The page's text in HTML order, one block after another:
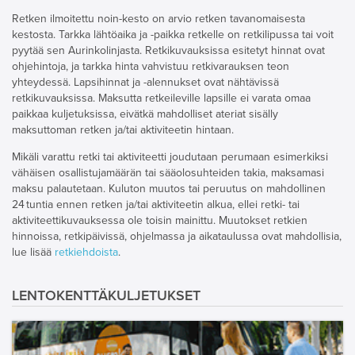
Retken ilmoitettu noin-kesto on arvio retken tavanomaisesta
kestosta. Tarkka lähtöaika ja -paikka retkelle on retkilipussa tai voit
pyytää sen Aurinkolinjasta. Retkikuvauksissa esitetyt hinnat ovat
ohjehintoja, ja tarkka hinta vahvistuu retkivarauksen teon
yhteydessä. Lapsihinnat ja -alennukset ovat nähtävissä
retkikuvauksissa. Maksutta retkeileville lapsille ei varata omaa
paikkaa kuljetuksissa, eivätkä mahdolliset ateriat sisälly
maksuttoman retken ja/tai aktiviteetin hintaan.
Mikäli varattu retki tai aktiviteetti joudutaan perumaan esimerkiksi
vähäisen osallistujamäärän tai sääolosuhteiden takia, maksamasi
maksu palautetaan. Kuluton muutos tai peruutus on mahdollinen
24 tuntia ennen retken ja/tai aktiviteetin alkua, ellei retki- tai
aktiviteettikuvauksessa ole toisin mainittu. Muutokset retkien
hinnoissa, retkipäivissä, ohjelmassa ja aikataulussa ovat mahdollisia,
lue lisää retkiehdoista.
LENTOKENTTÄKULJETUKSET